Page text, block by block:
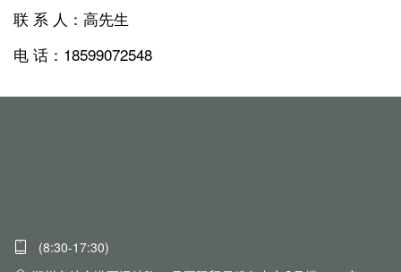
联 系 人：高先生
电 话：18599072548
(8:30-17:30)